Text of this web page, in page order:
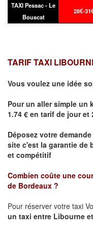
TAXI Pessac - Le
Bouscat
28€-
TARIF TAXI
Vous voulez une idée
Pour un aller simple un
1.74 € en tarif de jour
Déposez votre
site c'est la garantie de
et compétitif
Combien coûte une
de Bordeaux ?
Pour réserver votre taxi
un taxi entre Libourne